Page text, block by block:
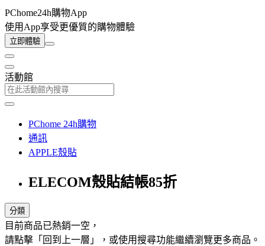
PChome24h購物App
使用App享受更優質的購物體驗
立即體驗
活動館
PChome 24h購物
通訊
APPLE殼貼
ELECOM殼貼結帳85折
分類
目前商品已熱銷一空，
請點擊「回到上一層」，或使用搜尋功能繼續瀏覽更多商品。